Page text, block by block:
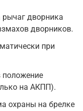
дворника
дворников.
при
положение
на АКПП).
охраны на брелке